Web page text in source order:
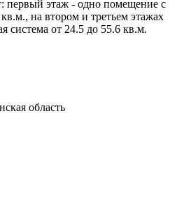
первый этаж - одно помещение с
на втором и третьем этажах
система от 24.5 до 55.6 кв.м.
область